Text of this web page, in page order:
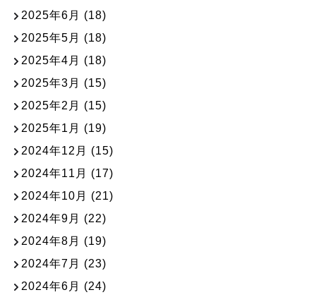
2025年6月 (18)
2025年5月 (18)
2025年4月 (18)
2025年3月 (15)
2025年2月 (15)
2025年1月 (19)
2024年12月 (15)
2024年11月 (17)
2024年10月 (21)
2024年9月 (22)
2024年8月 (19)
2024年7月 (23)
2024年6月 (24)